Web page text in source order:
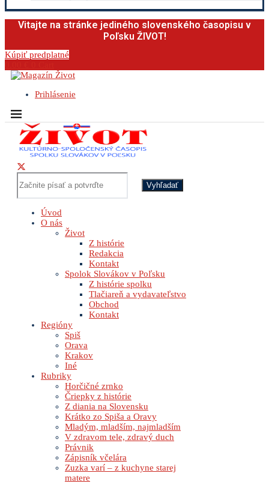
Vitajte na stránke jediného slovenského časopisu v
Poľsku ŽIVOT!
Kúpiť predplatné
Prihlásenie
Vyhľadať
Úvod
O nás
Život
Z histórie
Redakcia
Kontakt
Spolok Slovákov v Poľsku
Z histórie spolku
Tlačiareň a vydavateľstvo
Obchod
Kontakt
Regióny
Spiš
Orava
Krakov
Iné
Rubriky
Horčičné zrnko
Čriepky z histórie
Z diania na Slovensku
Krátko zo Spiša a Oravy
Mladým, mladším, najmladším
V zdravom tele, zdravý duch
Právnik
Zápisník včelára
Zuzka varí – z kuchyne starej
matere